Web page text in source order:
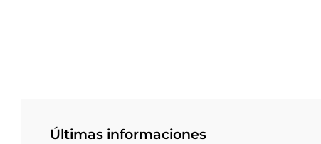
Últimas informaciones